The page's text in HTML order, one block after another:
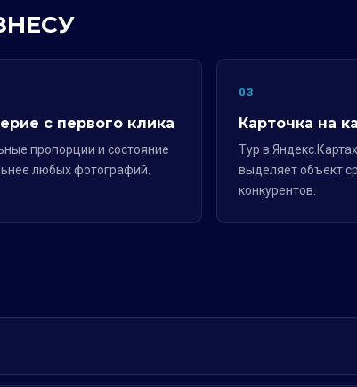
с первого клика
пропорции и состояние
любых фотографий.
03
Карточка на
Тур в
выделяет объект
конкурентов.